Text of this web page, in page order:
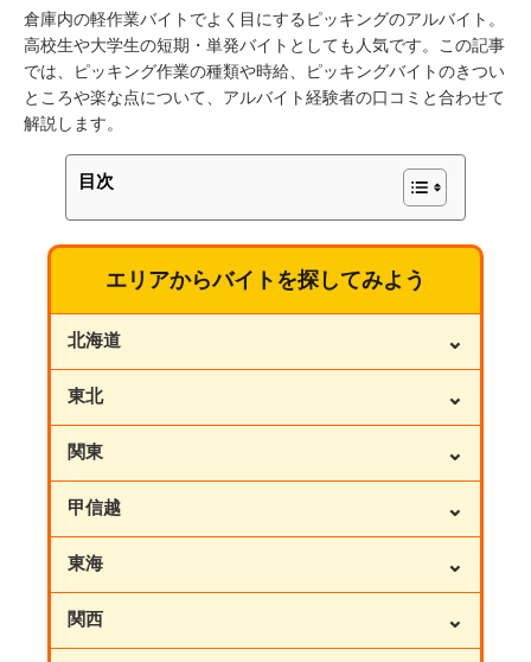
倉庫内の軽作業バイトでよく目にするピッキングのアルバイト。
高校生や大学生の短期・単発バイトとしても人気です。この記事
では、ピッキング作業の種類や時給、ピッキングバイトのきつい
ところや楽な点について、アルバイト経験者の口コミと合わせて
解説します。
目次
エリアからバイトを探してみよう
北海道 ⌄
東北 ⌄
関東 ⌄
甲信越 ⌄
東海 ⌄
関西 ⌄